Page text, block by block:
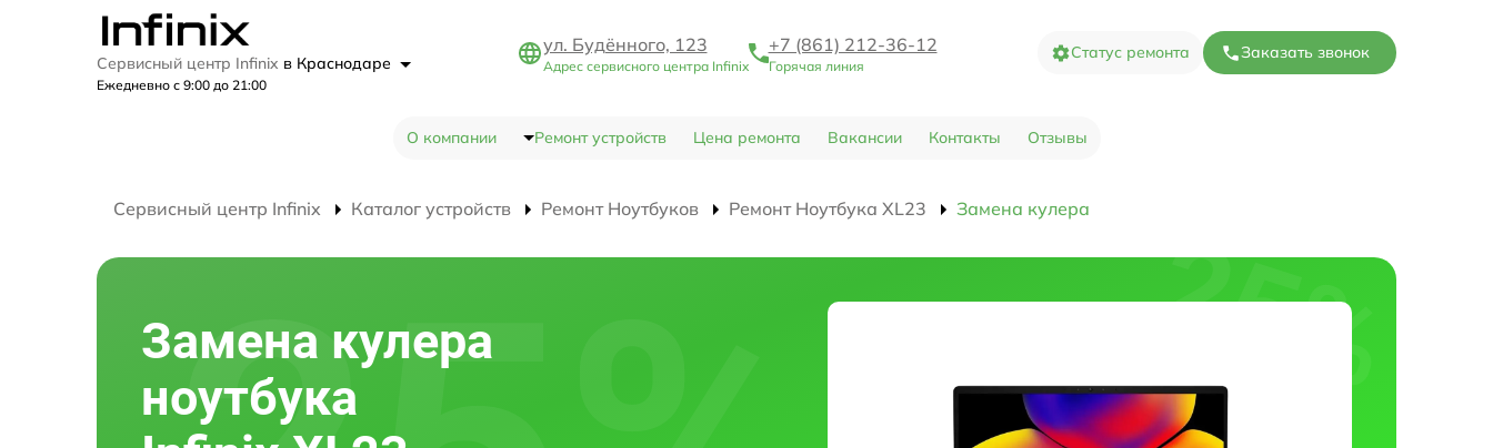
Сервисный центр Infinix в Краснодаре
Ежедневно с 9:00 до 21:00
ул. Будённого, 123
Адрес сервисного центра Infinix
+7 (861) 212-36-12
Горячая линия
Статус ремонта Заказать звонок
О компании Ремонт устройств Цена ремонта Вакансии Контакты Отзывы
Сервисный центр Infinix Каталог устройств Ремонт Ноутбуков Ремонт Ноутбука XL23 Замена кулера
Замена кулера
ноутбука